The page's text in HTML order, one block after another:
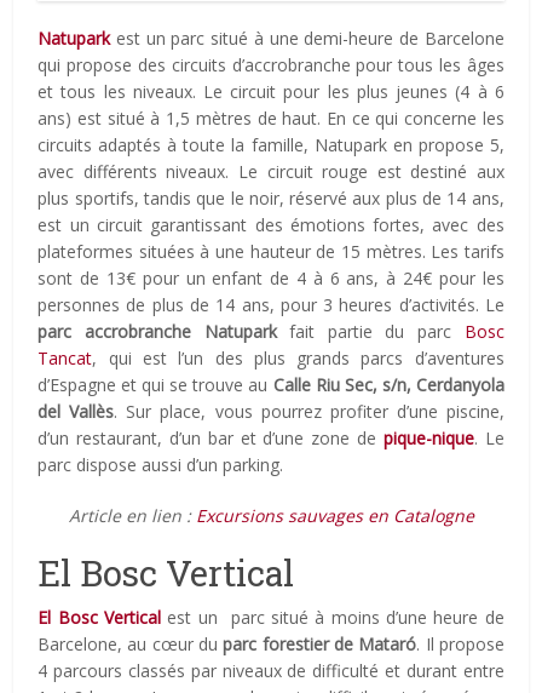
Natuparkest un parc situé à une demi-heure de Barcelone
qui propose des circuits d’accrobranche pour tous les âges
et tous les niveaux. Le circuit pour les plus jeunes (4 à 6
ans) est situé à 1,5 mètres de haut. En ce qui concerne les
circuits adaptés à toute la famille, Natupark en propose 5,
avec différents niveaux. Le circuit rouge est destiné aux
plus sportifs, tandis que le noir, réservé aux plus de 14 ans,
est un circuit garantissant des émotions fortes, avec des
plateformes situées à une hauteur de 15 mètres. Les tarifs
sont de 13€ pour un enfant de 4 à 6 ans, à 24€ pour les
personnes de plus de 14 ans, pour 3 heures d’activités. Le
parc accrobranche Natuparkfait partie du parc Bosc
Tancat, qui est l’un des plus grands parcs d’aventures
d’Espagne et qui se trouve au Calle Riu Sec, s/n, Cerdanyola
del Vallès. Sur place, vous pourrez profiter d’une piscine,
d’un restaurant, d’un bar et d’une zone de pique-nique. Le
parc dispose aussi d’un parking.
Article en lien : Excursions sauvages en Catalogne
El Bosc Vertical
El Bosc Verticalest un parc situé à moins d’une heure de
Barcelone, au cœur duparc forestier de Mataró. Il propose
4 parcours classés par niveaux de difficulté et durant entre